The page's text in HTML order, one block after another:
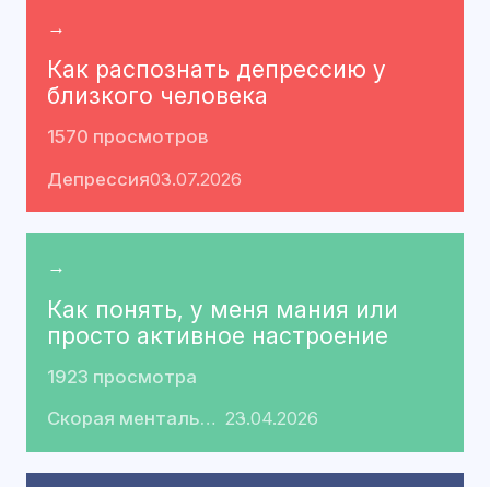
→
Как распознать депрессию у
близкого человека
1570 просмотров
Депрессия03.07.2026
→
Как понять, у меня мания или
просто активное настроение
1923 просмотра
Скорая ментальная помощь 23.04.2026